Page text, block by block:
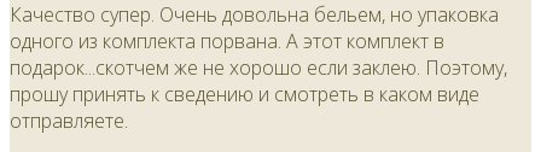
Качество супер. Очень довольна бельем, но упаковка
одного из комплекта порвана. А этот комплект в
подарок...скотчем же не хорошо если заклею. Поэтому,
прошу принять к сведению и смотреть в каком виде
отправляете.